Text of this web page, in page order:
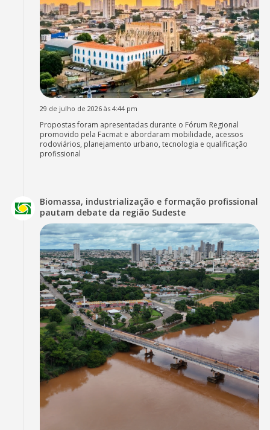
29 de julho de 2026 às 4:44 pm
Propostas foram apresentadas durante o Fórum Regional
promovido pela Facmat e abordaram mobilidade, acessos
rodoviários, planejamento urbano, tecnologia e qualificação
profissional
Biomassa, industrialização e formação profissional
pautam debate da região Sudeste